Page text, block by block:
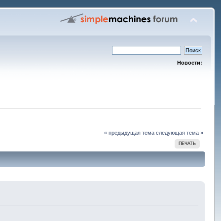
Новости:
« предыдущая тема следующая тема »
ПЕЧАТЬ